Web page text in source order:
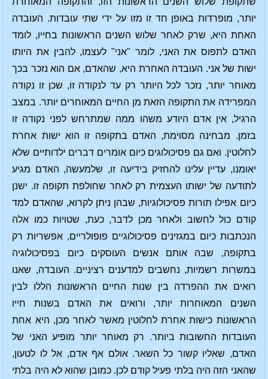
יותר, מופרדות באופן חד זו מזו על ידי שתי עובדות. העובדה
האחת היא, שרק לאחר שלוש השנים הראשונות בחייו, לומד
האדם לתפוס את האני, לומר "אני" לעצמו, להבין את היותו
ישות של אני. העובדה האחרת היא, שהאדם, אם הוא נזכר בכך
מאוחר יותר, נזכר לכל היותר רק עד לנקודה זו, שכן זו נקודה
המפרידה את התקופה הזאת מן החיים המאוחרים יותר. במצב
הרגיל, אין אדם היודע משהו ממה שמתרחש לפני נקודה זו
בזמן. מבחינה מסוימת, האדם בתקופה זו הוא ישות אחרת
לחלוטין. ואם גם פסיכולוגים כיום אומרים דברים ילדותיים שלא
יאומנו, עדיין עלינו להחזיק בידיעה זו, שלמעשה, האדם מגיע
לתודעה של ישותו העצמית רק לאחר שחולפת תקופה זו. ישנן
כיום אפילו תורות פסיכולוגיות, שבהן ניתן לקרוא, שהאדם למד
קודם כול לחשוב ולאחר מכן לדבר, כעת, שטויות כמו אלה
הנכתבות כיום במגזינים פסיכולוגיים פופולריים, אפשריות רק
בתקופה, שבה אותם אנשים העוסקים כיום בפסיכולוגיה
במשרות רשמיות, נחשבים למדענים רציניים. העובדה, שאנו
רואים את ההפרדה בין שנות החיים הראשונות הללו לבין
השנים המאוחרות יותר, ורואים את האדם בשנות חייו
הראשונות כישות אחרת לחלוטין מאשר לאחר מכן, היא אחת
העובדות החשובות ביותר. רק מאוחר יותר מופיע האני של
האדם, שאליו קשור כל השאר. אולם אף אדם, אל לו לטעון,
שהאני הזה היה בלתי פעיל קודם לכן. כמובן שהוא לא היה בלתי